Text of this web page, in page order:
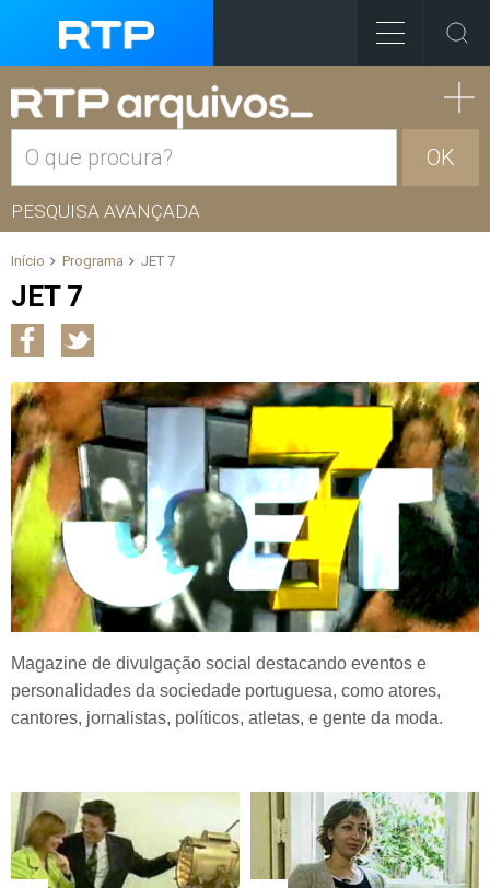
OK
PESQUISA AVANÇADA
Início Programa JET 7
JET 7
Magazine de divulgação social destacando eventos e
personalidades da sociedade portuguesa, como atores,
cantores, jornalistas, políticos, atletas, e gente da moda.